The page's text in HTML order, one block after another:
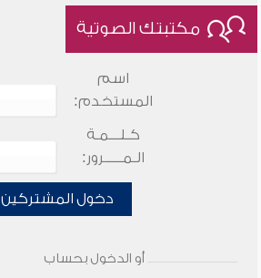
مكتبتك الصوتية
اسم
المستخدم:
كـلـــمـة
الـمـــــرور:
دخول المشتركين
أو الدخول بحساب